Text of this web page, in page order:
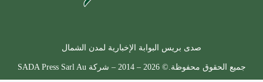
صدى بريس البوابة الإخبارية لمدن الشمال
جميع الحقوق محفوظة.© 2026 – 2014 – شركة SADA Press Sarl Au